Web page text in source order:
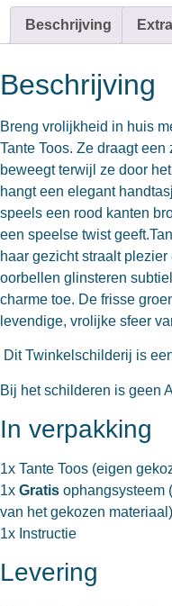
Beschrijving
Beschrijving
Breng vrolijkheid in huis
Tante Toos. Ze draagt
beweegt terwijl ze door
hangt een elegant
speels een rood kanten
een speelse twist
haar gezicht straalt
oorbellen glinsteren
charme toe. De frisse
levendige, vrolijke sfeer
Dit Twinkelschilderij is
Bij het schilderen is geen
In verpakking
1x Tante Toos (eigen
1x Gratis ophangsysteem
van het gekozen materiaal)
1x Instructie
Levering